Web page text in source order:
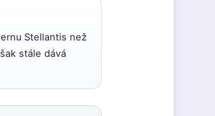
Stellantis než
stále dává